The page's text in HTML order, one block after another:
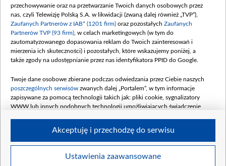
Dofinansowanie 48 862 000,00 PLN
Data podpisania umowy: GRUDZIEŃ 2025
(wpłata grudzień 60,548 mln)
Dofinansowanie 900 000 000,00 PLN
Data podpisania umowy: LUTY 2026 (wpłata
kwiecień 180 mln, 7 maja 180 mln, 8
czerwca 90 mln)
Dofinansowanie 250 000 000,00 PLN
4 sierpnia 250 mln
przechowywanie oraz na przetwarzanie Twoich danych osobowych przez
nas, czyli Telewizję Polską S.A. w likwidacji (zwaną dalej również „TVP”),
Zaufanych Partnerów z IAB* (1201 firm) oraz pozostałych Zaufanych
Partnerów TVP (93 firm) , w celach marketingowych (w tym do
zautomatyzowanego dopasowania reklam do Twoich zainteresowań i
mierzenia ich skuteczności) i pozostałych, które wskazujemy poniżej, a
także zgody na udostępnianie przez nas identyfikatora PPID do Google.
Twoje dane osobowe zbierane podczas odwiedzania przez Ciebie naszych
poszczególnych serwisów zwanych dalej „Portalem”, w tym informacje
zapisywane za pomocą technologii takich jak: pliki cookie, sygnalizatory
WWW lub innych podobnych technologii umożliwiających świadczenie
Twoje dane osobowe zbierane podczas odwiedzania przez Ciebie
Ustawienia zaawansowane
Akceptuję i przechodzę do serwisu